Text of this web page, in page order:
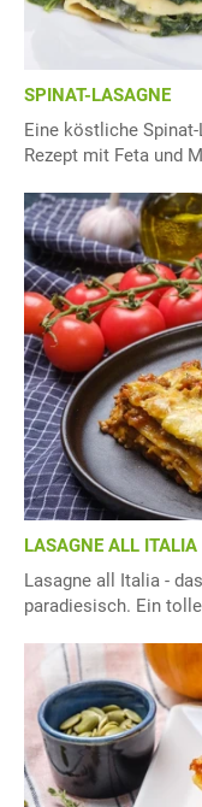
SPINAT-LASAGNE
Eine köstliche
Rezept mit Feta und
LASAGNE ALL ITALIA
Lasagne all Italia -
paradiesisch. Ein